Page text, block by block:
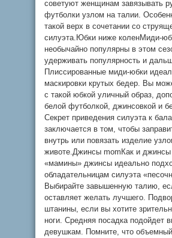
советуют женщинам завязывать
футболки узлом на талии.
такой верх в сочетании со
силуэта.Юбки ниже коленМиди-
необычайно популярны в этом
удерживать популярность и
Плиссированные миди-юбки
маскировки крутых бедер. Вы
с такой юбкой уличный образ,
белой футболкой, джинсовкой и
Секрет приведения силуэта к
заключается в том, чтобы
внутрь или повязать изделие
животе.Джинсы momКак и джинсы
«мамины» джинсы идеально
обладательницам силуэта
Выбирайте завышенную талию,
оставляет желать лучшего.
штанины, если вы хотите
ноги. Средняя посадка подойдет
девушкам. Помните, что